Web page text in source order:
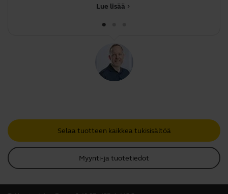
chevron_right
Lue lisää
Selaa tuotteen kaikkea tukisisältöä
Myynti- ja tuotetiedot